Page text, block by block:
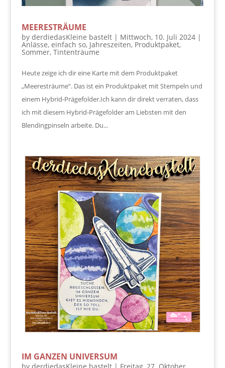
MEERESTRÄUME
by derdiedasKleine bastelt| Mittwoch, 10. Juli 2024|
Anlässe, einfach so, Jahreszeiten, Produktpaket,
Sommer, Tintenträume
Heute zeige ich dir eine Karte mit dem Produktpaket
„Meeresträume“. Das ist ein Produktpaket mit Stempeln und
einem Hybrid-Prägefolder.Ich kann dir direkt verraten, dass
ich mit diesem Hybrid-Prägefolder am Liebsten mit den
Blendingpinseln arbeite. Du...
IM GANZEN UNIVERSUM